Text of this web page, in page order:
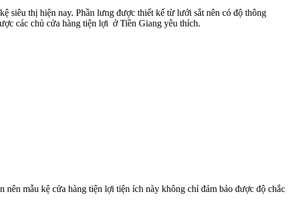
siêu thị hiện nay. Phần lưng được thiết kế từ lưới sắt nên có độ thông
các chủ cửa hàng tiện lợi ở Tiền Giang yêu thích.
mẫu kệ cửa hàng tiện lợi tiện ích này không chỉ đảm bảo được độ chắc